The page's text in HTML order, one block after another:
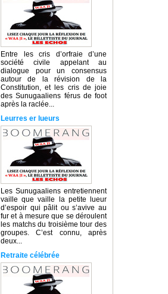
Entre les cris d’orfraie d’une
société civile appelant au
dialogue pour un consensus
autour de la révision de la
Constitution, et les cris de joie
des Sunugaaliens férus de foot
après la raclée...
Leurres er lueurs
Les Sunugaaliens entretiennent
vaille que vaille la petite lueur
d’espoir qui pâlit ou s’avive au
fur et à mesure que se déroulent
les matchs du troisième tour des
groupes. C’est connu, après
deux...
Retraite célébrée